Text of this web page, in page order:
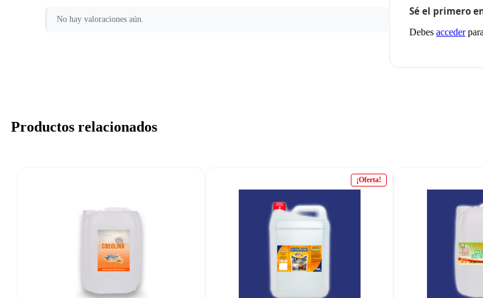
No hay valoraciones aún.
Sé el primero
Debes acceder
Productos relacionados
¡Oferta!